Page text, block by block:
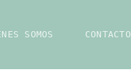
SOMOS CONTACTO